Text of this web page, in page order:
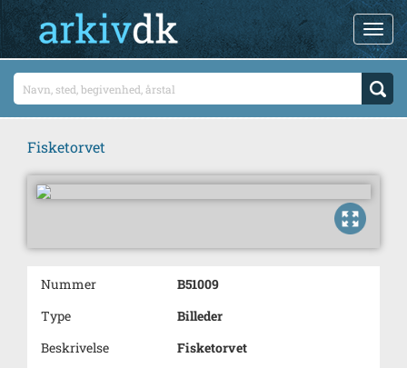
Fisketorvet
Nummer
B51009
Type
Billeder
Beskrivelse
Fisketorvet